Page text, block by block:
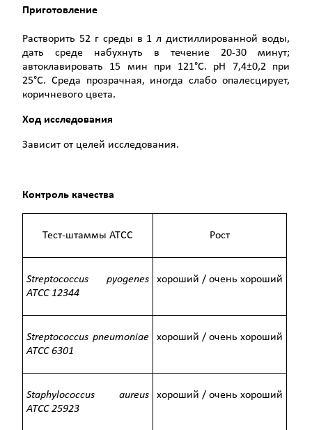
Приготовление
Растворить 52 г среды в 1 л дистиллированной воды,
дать среде набухнуть в течение 20-30 минут;
автоклавировать 15 мин при 121°С. рН 7,4±0,2 при
25°С. Среда прозрачная, иногда слабо опалесцирует,
коричневого цвета.
Ход исследования
Зависит от целей исследования.
Контроль качества
Тест-штаммы АТСС Рост
Streptococcus pyogenes
ATCC12344
хороший / очень хороший
Streptococcus pneumoniae
ATCC6301
хороший / очень хороший
Staphylococcus aureus
ATCC25923
хороший / очень хороший